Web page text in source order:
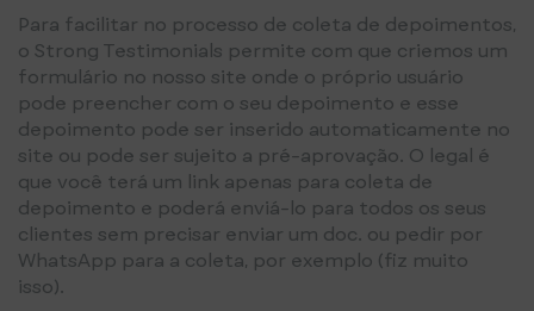
Para facilitar no processo de coleta de depoimentos,
o Strong Testimonials permite com que criemos um
formulário no nosso site onde o próprio usuário
pode preencher com o seu depoimento e esse
depoimento pode ser inserido automaticamente no
site ou pode ser sujeito a pré-aprovação. O legal é
que você terá um link apenas para coleta de
depoimento e poderá enviá-lo para todos os seus
clientes sem precisar enviar um doc. ou pedir por
WhatsApp para a coleta, por exemplo (fiz muito
isso).